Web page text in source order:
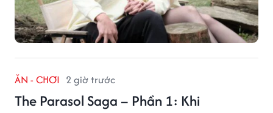
ĂN - CHƠI 2 giờ trước
The Parasol Saga – Phần 1: Khi